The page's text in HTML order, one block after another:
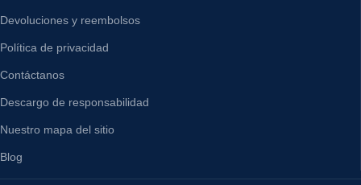
Devoluciones y reembolsos
Política de privacidad
Contáctanos
Descargo de responsabilidad
Nuestro mapa del sitio
Blog